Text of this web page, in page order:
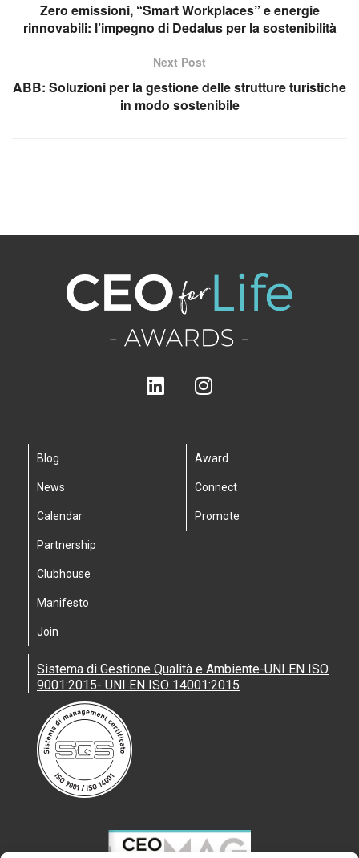
Zero emissioni, “Smart Workplaces” e energie
rinnovabili: l’impegno di Dedalus per la sostenibilità
Next Post
ABB: Soluzioni per la gestione delle strutture turistiche
in modo sostenibile
Blog
News
Calendar
Partnership
Clubhouse
Manifesto
Join
Award
Connect
Promote
Sistema di Gestione Qualità e Ambiente-UNI EN ISO
9001:2015- UNI EN ISO 14001:2015